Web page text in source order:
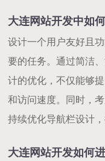
大连网站开发中如
设计一个用户友好且
要的任务。通过简洁
计的优化，不仅能够
和访问速度。同时，
持续优化导航栏设计
大连网站开发如何